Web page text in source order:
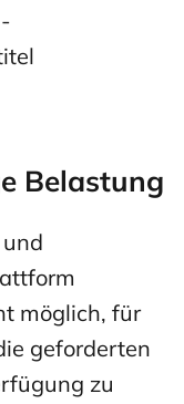
Belastung
möglich, für
geforderten
zu